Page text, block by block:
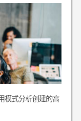
模式分析创建的高